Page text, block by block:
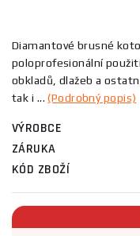
Diamantové brusné
poloprofesionální
obkladů, dlažeb a
tak i ...(Podrobný popis)
VÝROBCE
ZÁRUKA
KÓD ZBOŽÍ